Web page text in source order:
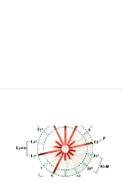
试纸条30秒内鉴定出人